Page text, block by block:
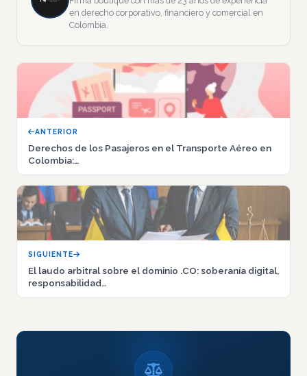
en derecho corporativo, financiero y comercial en
Colombia.
ANTERIOR
Derechos de los Pasajeros en el Transporte Aéreo en
Colombia:…
SIGUIENTE
El laudo arbitral sobre el dominio .CO: soberanía digital,
responsabilidad…